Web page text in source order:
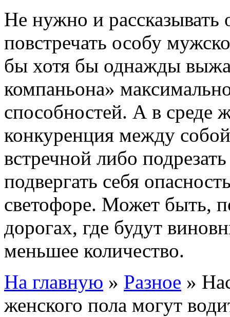
Не нужно и рассказывать
повстречать особу
бы хотя бы однажды
компаньона»
способностей. А в среде
конкуренция между
встречной либо
подвергать себя
светофоре. Может быть,
дорогах, где будут
меньшее количество.
На главную » Разное »
женского пола могут